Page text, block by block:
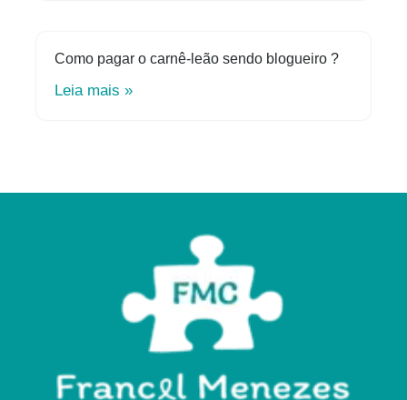
Como pagar o carnê-leão sendo blogueiro ?
Leia mais »